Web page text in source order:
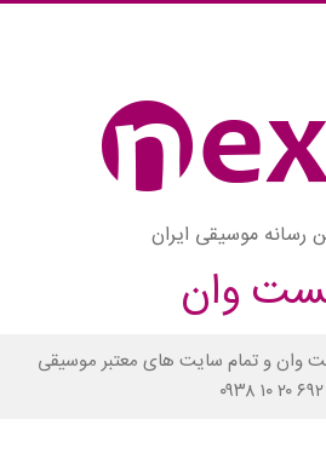
رسانه موسیقی ایران
وان
و تمام سایت های معتبر موسیقی
۰۹۳۸ ۱۰ ۲۰ ۶۹۲